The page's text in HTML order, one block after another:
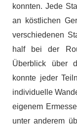
konnten. Jede
an köstlichen
verschiedenen
half bei der
Überblick über
konnte jeder
individuelle
eigenem
unter anderem